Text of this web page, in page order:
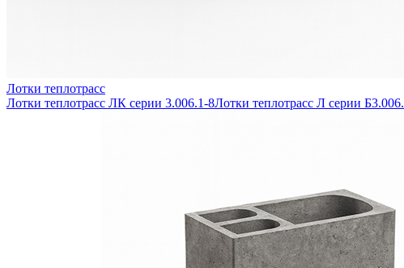
Лотки теплотрасс
Лотки теплотрасс ЛК серии 3.006.1-8Лотки теплотрасс Л серии